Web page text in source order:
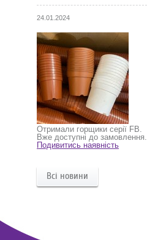
24.01.2024
Отримали горщики серії FB.
Вже доступні до замовлення.
Подивитись наявність
Всі новини